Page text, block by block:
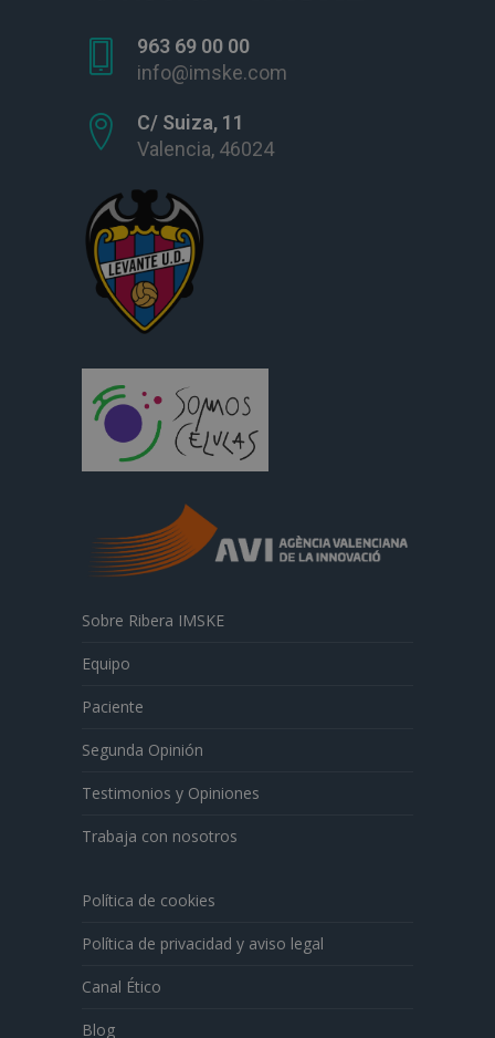
963 69 00 00
info@imske.com
C/ Suiza, 11
Valencia, 46024
Sobre Ribera IMSKE
Equipo
Paciente
Segunda Opinión
Testimonios y Opiniones
Trabaja con nosotros
Política de cookies
Política de privacidad y aviso legal
Canal Ético
Blog